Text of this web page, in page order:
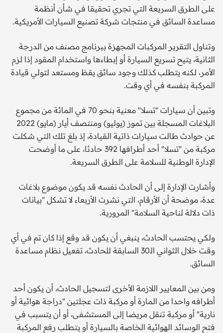
على الطرق السريعة التي تجري تحقيقا في شأن أنظمة
مساعدة السائق في منتجات شركة تصنيع السيارات الأمريكية.
وتناول التقرير المركبات المجهزة ببرنامج مصنف من الدرجة
الثانية، يتيح تسريع السيارة أو إبطاءها واستخدام المقود إذا لزم
الأمر، لكنه يتطلب كذلك وجود سائق يقظ ومستعد لتولي قيادة
المركبة بنفسه في أي وقت.
وتبين أن سيارات "تسلا" معنية بنحو 70 في المائة من مجموع
البلاغات المسجلة بين تموز (يوليو) ومنتصف أيار (مايو) 2022
عن حوادث طالت سيارات ذاتية القيادة، إذ بلغ تلك التي شكلت
مركبة من "تسلا" أحد أطرافها 392 حادثا، على ما أوضحت
الإدارة الوطنية للسلامة على الطرق السريعة.
وأشارت الإدارة إلى أن الحادث نفسه قد يكون موضوع بلاغات
عدة، موضحة أن الأرقام، التي نشرت الأربعاء لا تشكل "بيانات
ذات دلالة لناحية السلامة" المرورية.
ولكي يحتسب الحادث، ينبغي أن يكون قد وقع إذا كان تم في أي
وقت خلال الثواني الـ30 السابقة للحادث، تفعيل نظام مساعدة
السائق.
ومن بين المعايير اللازمة الأخرى لتسجيل الحادث، أن يكون أحد
أطرافه واحدا من المارة أو مركبة ذات عجلتين "دراجة هوائية أو
نارية" أو مركبة تنقل مريضا إلى المستشفى، أو أن يتسبب في
فتح الوسائد الهوائية الخاصة بالسيارة أو يتطلب رفع المركبة